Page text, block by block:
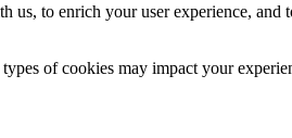
us, to enrich your user experience, and
of cookies may impact your